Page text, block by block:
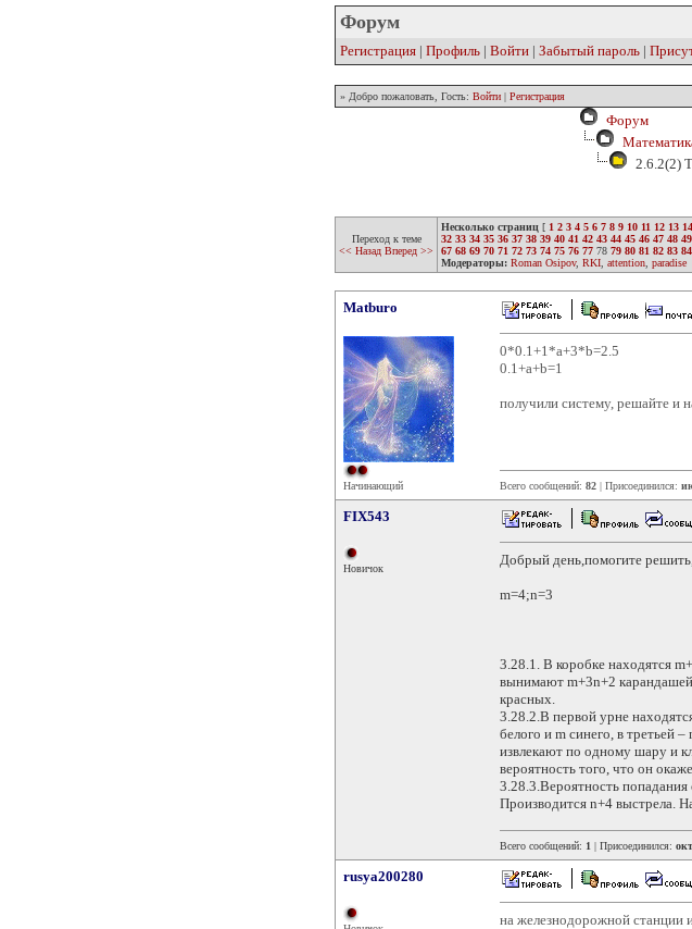
Форум
Регистрация | Профиль | Войти | Забытый пароль |
» Добро пожаловать, Гость: Войти | Регистрация
Форум
2.6.2(2)
Переход к теме
<< Назад Вперед >>
Несколько страниц [ 1 2 3 4 5 6 7 8 9 10 11 12 13 14
32 33 34 35 36 37 38 39 40 41 42 43 44 45 46 47 48 49
67 68 69 70 71 72 73 74 75 76 77 78 79 80 81 82 83 84
Модераторы: Roman Osipov, RKI attention paradise
Matburo
Начинающий
0*0.1+1*a+3*b=2.5
0.1+a+b=1
получили систему, решайте и
Всего сообщений: 82 | Присоединился:
FIX543
Новичок
Добрый день,помогите
m=4;n=3
3.28.1. В коробке находятся
вынимают m+3n+2
красных.
3.28.2.В первой урне
белого и m синего, в третьей
извлекают по одному шару и
вероятность того, что он
3.28.3.Вероятность
Производится n+4 выстрела.
Всего сообщений: 1 | Присоединился:
rusya200280
на железнодорожной станции